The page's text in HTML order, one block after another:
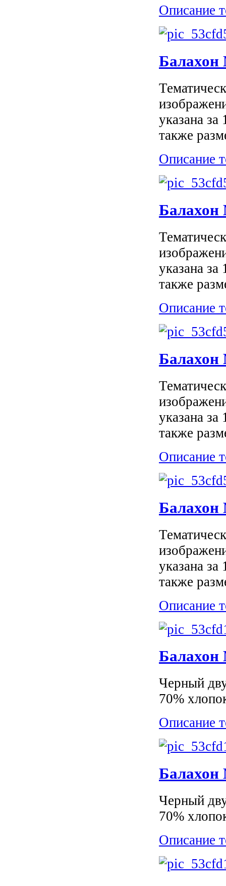
Описание
Балахон
указана
также
Описание
Балахон
указана
также
Описание
Балахон
указана
также
Описание
Балахон
указана
также
Описание
Балахон
Черный
70%
Описание
Балахон
Черный
70%
Описание